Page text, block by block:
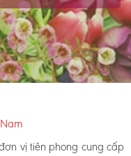
vị tiên phong cung cấp